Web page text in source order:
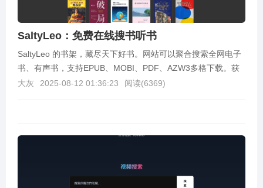
SaltyLeo：免费在线搜书听书
SaltyLeo 的书架，藏尽天下好书。网站可以聚合搜索全网电子
书、有声书，支持EPUB、MOBI、PDF、AZW3多格下载。获
取网址SaltyLeo 的书架：...
大灰 2025-08-12 01:36:23 阅读(6369)